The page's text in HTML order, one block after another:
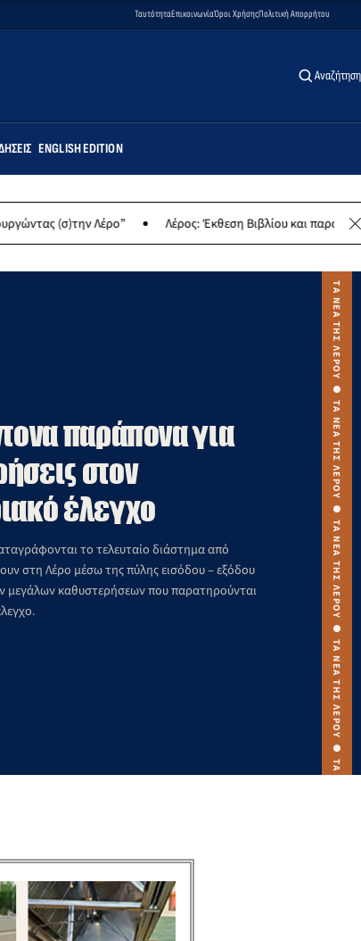
ΤαυτότηταΕπικοινωνίαΌροι ΧρήσηςΠολιτική Απορρήτου
Αναζήτηση
ENGLISH EDITION
Λέρος: Έκθεση Βιβλίου και παραδοσιακών γλυκών
παράπονα για
στον
έλεγχο
το τελευταίο διάστημα από
στη Λέρο μέσω της πύλης εισόδου – εξόδου
μεγάλων καθυστερήσεων που παρατηρούνται